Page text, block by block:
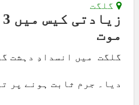
گلگت
موت
گلگت میں انسدادِ دہشت
دیا۔ جرم ثابت ہونے پر